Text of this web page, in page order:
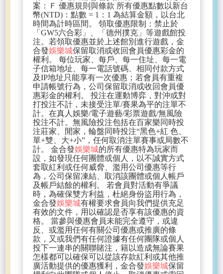
案：Ｆ 優惠規則與條款 所有優惠點數以新台
幣(NTD)：點數 = 1：1 為結算金額，以台北
時間為計時區間。 領取優惠限制：禁止於
「GW5六合彩」、「德州撲克」等遊戲館投
注。若領取優惠並於上述館別進行遊戲，金
合發娛樂城保留取消或收回會員優惠彩金的
權利。 每位玩家、每戶、每一住址、每一電
子信箱地址、每一電話號碼、相同付款方式
及IP地址只能享有一次優惠；若會員有重複
申請帳號行為，公司保留取消或收回會員優
惠彩金的權利。 投注在運動博弈，對沖或對
打投注不計，未接受注單/賽果為平的注單不
計。在真人娛樂/電子遊藝/彩票遊戲/無風險
投注不計。無風險投注包括在百家樂同時投
注莊家、閒家，輪盤同時投注“黑色+紅 色、
單+雙、大+小”，任何取消注單賽事或局數不
計。 金合發娛樂城的所有優惠特為玩家而
設，如發現任何團體或個人，以不誠實方式
套取紅利或任何威脅、濫用公司優惠等行
為，公司保留凍結、取消該團體或個人帳戶
及帳戶結餘的權利。 若會員對活動有爭議
時，為確保雙方利益，杜絕身份盜用行為，
金合發娛樂城有權要求會員向我們提供充足
有效的文件，用以確認是否享有該優惠的資
格。 當參與優惠會員未能完全遵守，或違
反、或濫用任何有關公司優惠或推廣的條
款，又或我們有任何證據有任何團隊或個人
投下一連串的關聯賭注，籍以造成無論賽果
怎樣都可以確保可以從該存款紅利或其他推
廣活動提供的優惠獲利，金合發娛樂城保留